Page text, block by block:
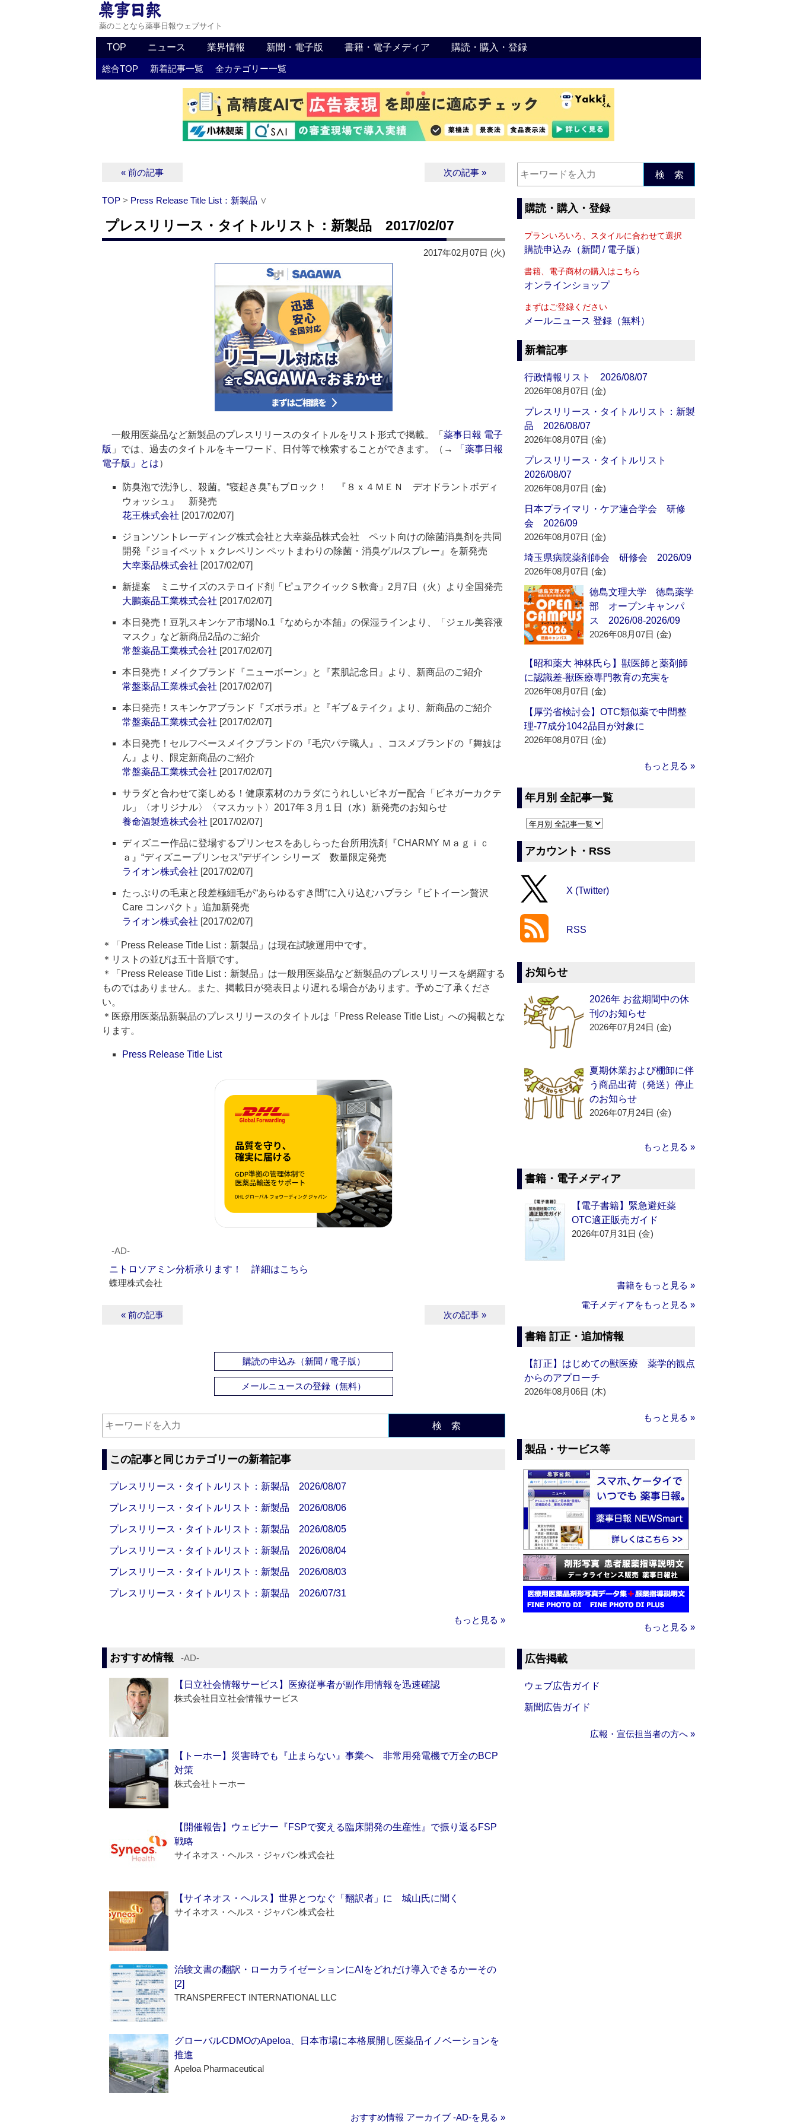
薬のことなら薬事日報ウェブサイト
TOP ニュース 業界情報 新聞・電子版 書籍・電子メディア 購読・購入・登録
総合TOP 新着記事一覧 全カテゴリー一覧
« 前の記事 次の記事 »
TOP > Press Release Title List：新製品 ∨
プレスリリース・タイトルリスト：新製品 2017/02/07
2017年02月07日 (火)
一般用医薬品など新製品のプレスリリースのタイトルをリスト形式で掲載。「 薬事日報 電子
版 」では、過去のタイトルをキーワード、日付等で検索することができます。（→
「薬事日報
電子版」とは）
防臭泡で洗浄し、殺菌。“寝起き臭”もブロック！ 『８ｘ４ＭＥＮ デオドラントボディ
ウォッシュ』 新発売
花王株式会社 [2017/02/07]
ジョンソントレーディング株式会社と大幸薬品株式会社 ペット向けの除菌消臭剤を共同
開発『ジョイペットｘクレベリン ペットまわりの除菌・消臭ゲル/スプレー』を新発売
大幸薬品株式会社 [2017/02/07]
新提案 ミニサイズのステロイド剤「ピュアクイックＳ軟膏」2月7日（火）より全国発売
大鵬薬品工業株式会社 [2017/02/07]
本日発売！豆乳スキンケア市場No.1『なめらか本舗』の保湿ラインより、「ジェル美容液
マスク」など新商品2品のご紹介
常盤薬品工業株式会社 [2017/02/07]
本日発売！メイクブランド『ニューボーン』と『素肌記念日』より、新商品のご紹介
常盤薬品工業株式会社 [2017/02/07]
本日発売！スキンケアブランド『ズボラボ』と『ギブ＆テイク』より、新商品のご紹介
常盤薬品工業株式会社 [2017/02/07]
本日発売！セルフベースメイクブランドの『毛穴パテ職人』、コスメブランドの『舞妓は
ん』より、限定新商品のご紹介
常盤薬品工業株式会社 [2017/02/07]
サラダと合わせて楽しめる！健康素材のカラダにうれしいビネガー配合「ビネガーカクテ
ル」〈オリジナル〉〈マスカット〉2017年３月１日（水）新発売のお知らせ
養命酒製造株式会社 [2017/02/07]
ディズニー作品に登場するプリンセスをあしらった台所用洗剤『CHARMY Ｍａｇｉｃ
ａ』“ディズニープリンセス”デザイン シリーズ 数量限定発売
ライオン株式会社 [2017/02/07]
たっぷりの毛束と段差極細毛が“あらゆるすき間”に入り込むハブラシ『ビトイーン贅沢
Care コンパクト』追加新発売
ライオン株式会社 [2017/02/07]
＊「Press Release Title List：新製品」は現在試験運用中です。
＊リストの並びは五十音順です。
＊「Press Release Title List：新製品」は一般用医薬品など新製品のプレスリリースを網羅する
ものではありません。また、掲載日が発表日より遅れる場合があります。予めご了承くださ
い。
＊医療用医薬品新製品のプレスリリースのタイトルは「Press Release Title List」への掲載とな
ります。
Press Release Title List
‐AD‐
ニトロソアミン分析承ります！ 詳細はこちら
蝶理株式会社
« 前の記事 次の記事 »
購読の申込み（新聞 / 電子版）
メールニュースの登録（無料）
検 索
この記事と同じカテゴリーの新着記事
プレスリリース・タイトルリスト：新製品 2026/08/07
プレスリリース・タイトルリスト：新製品 2026/08/06
プレスリリース・タイトルリスト：新製品 2026/08/05
プレスリリース・タイトルリスト：新製品 2026/08/04
プレスリリース・タイトルリスト：新製品 2026/08/03
プレスリリース・タイトルリスト：新製品 2026/07/31
もっと見る »
おすすめ情報 ‐AD‐
【日立社会情報サービス】医療従事者が副作用情報を迅速確認
株式会社日立社会情報サービス
【トーホー】災害時でも『止まらない』事業へ 非常用発電機で万全のBCP
対策
株式会社トーホー
【開催報告】ウェビナー『FSPで変える臨床開発の生産性』で振り返るFSP
戦略
サイネオス・ヘルス・ジャパン株式会社
【サイネオス・ヘルス】世界とつなぐ「翻訳者」に 城山氏に聞く
サイネオス・ヘルス・ジャパン株式会社
治験文書の翻訳・ローカライゼーションにAIをどれだけ導入できるかーその
[2]
TRANSPERFECT INTERNATIONAL LLC
グローバルCDMOのApeloa、日本市場に本格展開し医薬品イノベーションを
推進
Apeloa Pharmaceutical
おすすめ情報 アーカイブ ‐AD‐を見る »
検 索
購読・購入・登録
プランいろいろ、スタイルに合わせて選択
購読申込み（新聞 / 電子版）
書籍、電子商材の購入はこちら
オンラインショップ
まずはご登録ください
メールニュース 登録（無料）
新着記事
行政情報リスト 2026/08/07
2026年08月07日 (金)
プレスリリース・タイトルリスト：新製
品 2026/08/07
2026年08月07日 (金)
プレスリリース・タイトルリスト
2026/08/07
2026年08月07日 (金)
日本プライマリ・ケア連合学会 研修
会 2026/09
2026年08月07日 (金)
埼玉県病院薬剤師会 研修会 2026/09
2026年08月07日 (金)
徳島文理大学 徳島薬学
部 オープンキャンパ
ス 2026/08-2026/09
2026年08月07日 (金)
【昭和薬大 神林氏ら】獣医師と薬剤師
に認識差‐獣医療専門教育の充実を
2026年08月07日 (金)
【厚労省検討会】OTC類似薬で中間整
理‐77成分1042品目が対象に
2026年08月07日 (金)
もっと見る »
年月別 全記事一覧
アカウント・RSS
X (Twitter)
RSS
お知らせ
2026年 お盆期間中の休
刊のお知らせ
2026年07月24日 (金)
夏期休業および棚卸に伴
う商品出荷（発送）停止
のお知らせ
2026年07月24日 (金)
もっと見る »
書籍・電子メディア
【電子書籍】緊急避妊薬
OTC適正販売ガイド
2026年07月31日 (金)
書籍をもっと見る »
電子メディアをもっと見る »
書籍 訂正・追加情報
【訂正】はじめての獣医療 薬学的観点
からのアプローチ
2026年08月06日 (木)
もっと見る »
製品・サービス等
もっと見る »
広告掲載
ウェブ広告ガイド
新聞広告ガイド
広報・宣伝担当者の方へ »